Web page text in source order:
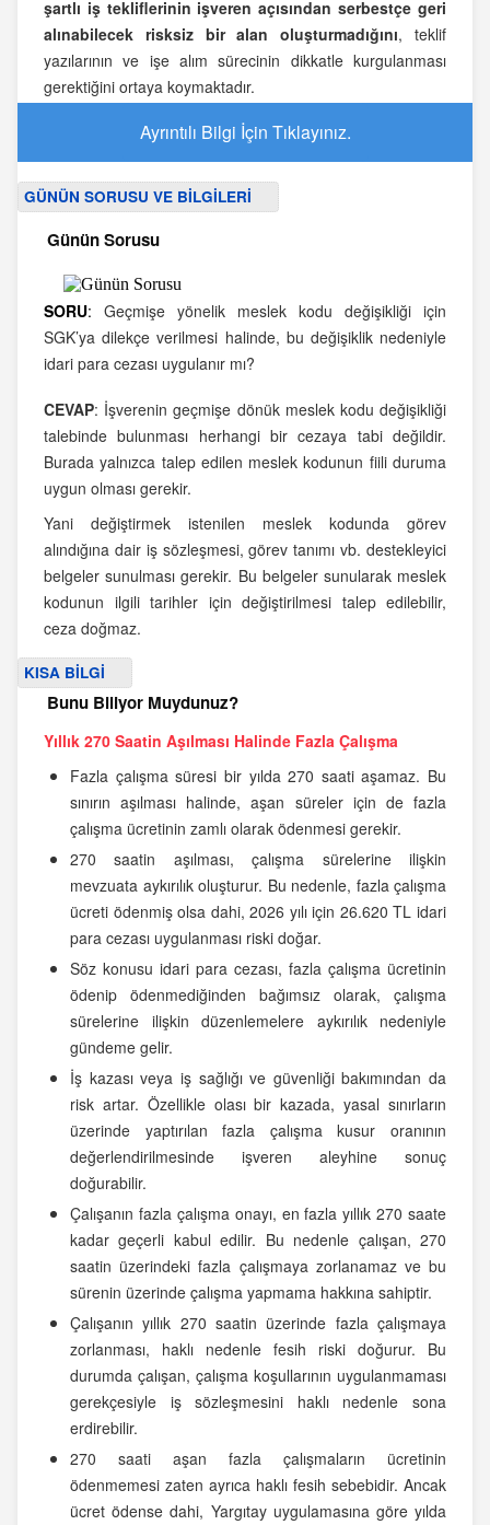
şartlı iş tekliflerinin işveren açısından serbestçe geri
alınabilecek risksiz bir alan oluşturmadığını, teklif
yazılarının ve işe alım sürecinin dikkatle kurgulanması
gerektiğini ortaya koymaktadır.
Ayrıntılı Bilgi İçin Tıklayınız.
GÜNÜN SORUSU VE BİLGİLERİ
Günün Sorusu
SORU: Geçmişe yönelik meslek kodu değişikliği için
SGK’ya dilekçe verilmesi halinde, bu değişiklik nedeniyle
idari para cezası uygulanır mı?
CEVAP: İşverenin geçmişe dönük meslek kodu değişikliği
talebinde bulunması herhangi bir cezaya tabi değildir.
Burada yalnızca talep edilen meslek kodunun fiili duruma
uygun olması gerekir.
Yani değiştirmek istenilen meslek kodunda görev
alındığına dair iş sözleşmesi, görev tanımı vb. destekleyici
belgeler sunulması gerekir. Bu belgeler sunularak meslek
kodunun ilgili tarihler için değiştirilmesi talep edilebilir,
ceza doğmaz.
KISA BİLGİ
Bunu Biliyor Muydunuz?
Yıllık 270 Saatin Aşılması Halinde Fazla Çalışma
Fazla çalışma süresi bir yılda 270 saati aşamaz. Bu
sınırın aşılması halinde, aşan süreler için de fazla
çalışma ücretinin zamlı olarak ödenmesi gerekir.
270 saatin aşılması, çalışma sürelerine ilişkin
mevzuata aykırılık oluşturur. Bu nedenle, fazla çalışma
ücreti ödenmiş olsa dahi, 2026 yılı için 26.620 TL idari
para cezası uygulanması riski doğar.
Söz konusu idari para cezası, fazla çalışma ücretinin
ödenip ödenmediğinden bağımsız olarak, çalışma
sürelerine ilişkin düzenlemelere aykırılık nedeniyle
gündeme gelir.
İş kazası veya iş sağlığı ve güvenliği bakımından da
risk artar. Özellikle olası bir kazada, yasal sınırların
üzerinde yaptırılan fazla çalışma kusur oranının
değerlendirilmesinde işveren aleyhine sonuç
doğurabilir.
Çalışanın fazla çalışma onayı, en fazla yıllık 270 saate
kadar geçerli kabul edilir. Bu nedenle çalışan, 270
saatin üzerindeki fazla çalışmaya zorlanamaz ve bu
sürenin üzerinde çalışma yapmama hakkına sahiptir.
Çalışanın yıllık 270 saatin üzerinde fazla çalışmaya
zorlanması, haklı nedenle fesih riski doğurur. Bu
durumda çalışan, çalışma koşullarının uygulanmaması
gerekçesiyle iş sözleşmesini haklı nedenle sona
erdirebilir.
270 saati aşan fazla çalışmaların ücretinin
ödenmemesi zaten ayrıca haklı fesih sebebidir. Ancak
ücret ödense dahi, Yargıtay uygulamasına göre yılda